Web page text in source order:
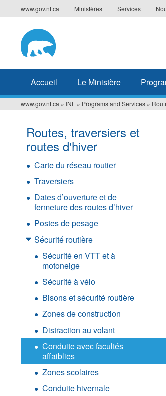
www.gov.nt.ca Ministères Services
Accueil Le Ministère
Vous
êtes
ici
www.gov.nt.ca » INF » Programs and Services »
Routes, traversiers et
routes d'hiver
Carte du réseau routier
Traversiers
Dates d’ouverture et de
fermeture des routes d’hiver
Postes de pesage
Sécurité routière
Sécurité en VTT et à
motoneige
Sécurité à vélo
Bisons et sécurité routière
Zones de construction
Distraction au volant
Conduite avec facultés
affaiblies
Zones scolaires
Conduite hivernale